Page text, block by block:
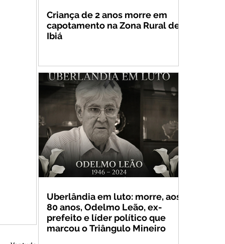
Criança de 2 anos morre em
capotamento na Zona Rural de
Ibiá
Uberlândia em luto: morre, aos
80 anos, Odelmo Leão, ex-
prefeito e líder político que
marcou o Triângulo Mineiro